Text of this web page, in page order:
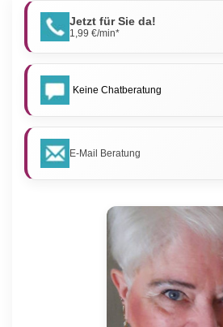
Jetzt für Sie da!
1,99 €/min*
Keine Chatberatung
E-Mail Beratung